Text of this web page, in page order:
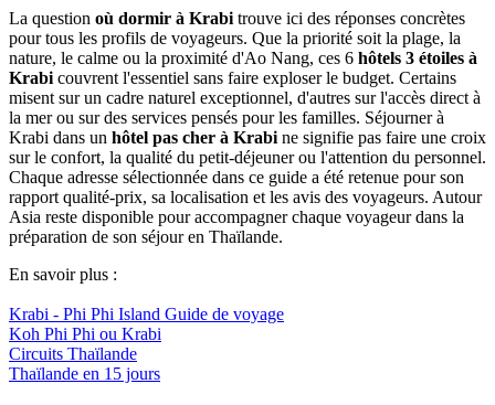
dormir
à
Krabi
?
Poonsiri
Resort
Aonang
est
pour
vous
“Unhôtel pas cher à Krabi qu'on a adoré. La navette gratuite vers
bonus ! À 10 minutes d'Aonang en Grab pour moins de 100 bahts.
La questionoù dormir à Krabi
pour tous les profils de voyageurs. Que la priorité soit la plage, la
nature, le calme ou la proximité d'Ao Nang, ces 6